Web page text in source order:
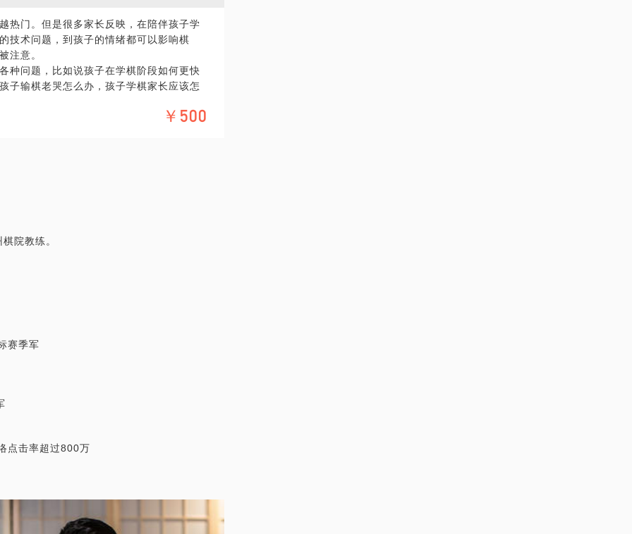
热门。但是很多家长反映，在陪伴孩子学
技术问题，到孩子的情绪都可以影响棋
注意。
种问题，比如说孩子在学棋阶段如何更快
子输棋老哭怎么办，孩子学棋家长应该怎
州围棋学校主管教练，愿意与你分享一些
￥500
院教练。
赛季军
点击率超过800万